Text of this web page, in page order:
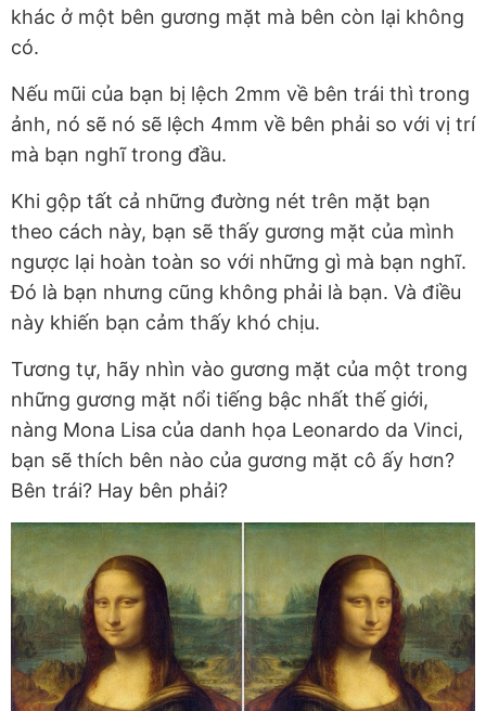
khác ở một bên gương mặt mà bên còn lại không
có.
Nếu mũi của bạn bị lệch 2mm về bên trái thì trong
ảnh, nó sẽ nó sẽ lệch 4mm về bên phải so với vị trí
mà bạn nghĩ trong đầu.
Khi gộp tất cả những đường nét trên mặt bạn
theo cách này, bạn sẽ thấy gương mặt của mình
ngược lại hoàn toàn so với những gì mà bạn nghĩ.
Đó là bạn nhưng cũng không phải là bạn. Và điều
này khiến bạn cảm thấy khó chịu.
Tương tự, hãy nhìn vào gương mặt của một trong
những gương mặt nổi tiếng bậc nhất thế giới,
nàng Mona Lisa của danh họa Leonardo da Vinci,
bạn sẽ thích bên nào của gương mặt cô ấy hơn?
Bên trái? Hay bên phải?